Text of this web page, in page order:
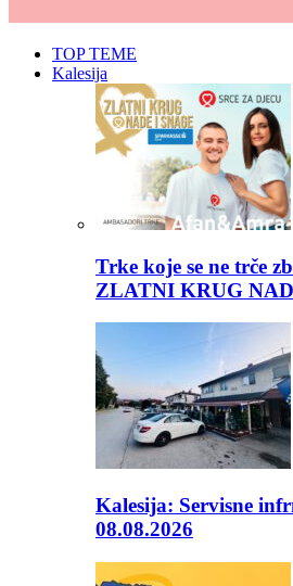
TOP TEME
Kalesija
Trke koje se ne trče
ZLATNI KRUG
Kalesija: Servisne
08.08.2026